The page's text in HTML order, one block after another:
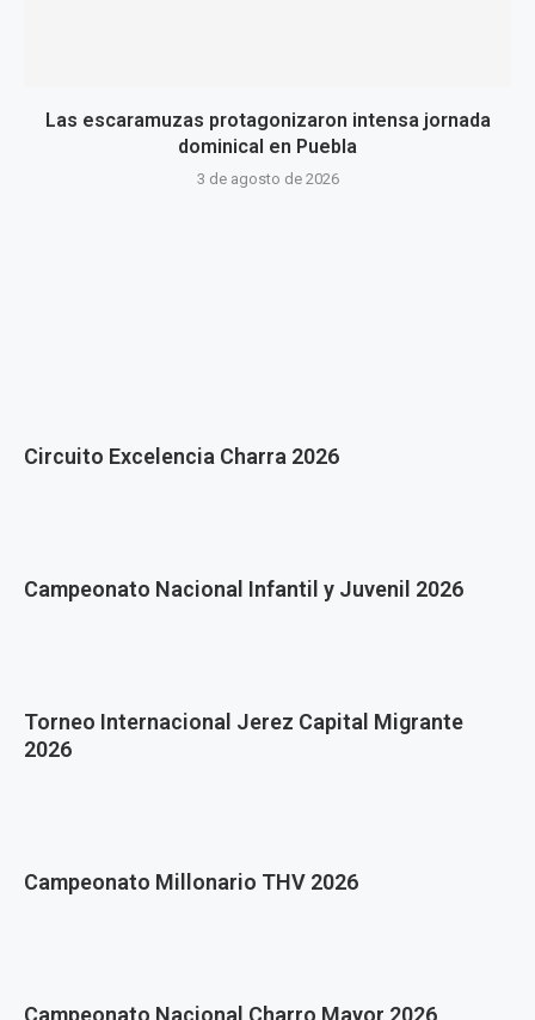
Las escaramuzas protagonizaron intensa jornada
dominical en Puebla
3 de agosto de 2026
Circuito Excelencia Charra 2026
Campeonato Nacional Infantil y Juvenil 2026
Torneo Internacional Jerez Capital Migrante
2026
Campeonato Millonario THV 2026
Campeonato Nacional Charro Mayor 2026